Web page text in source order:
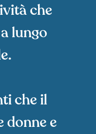
che
lungo
che il
donne e